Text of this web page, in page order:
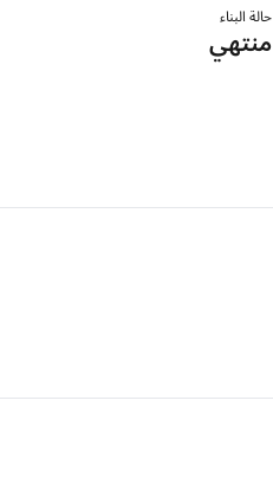
حالة البناء
منتهي